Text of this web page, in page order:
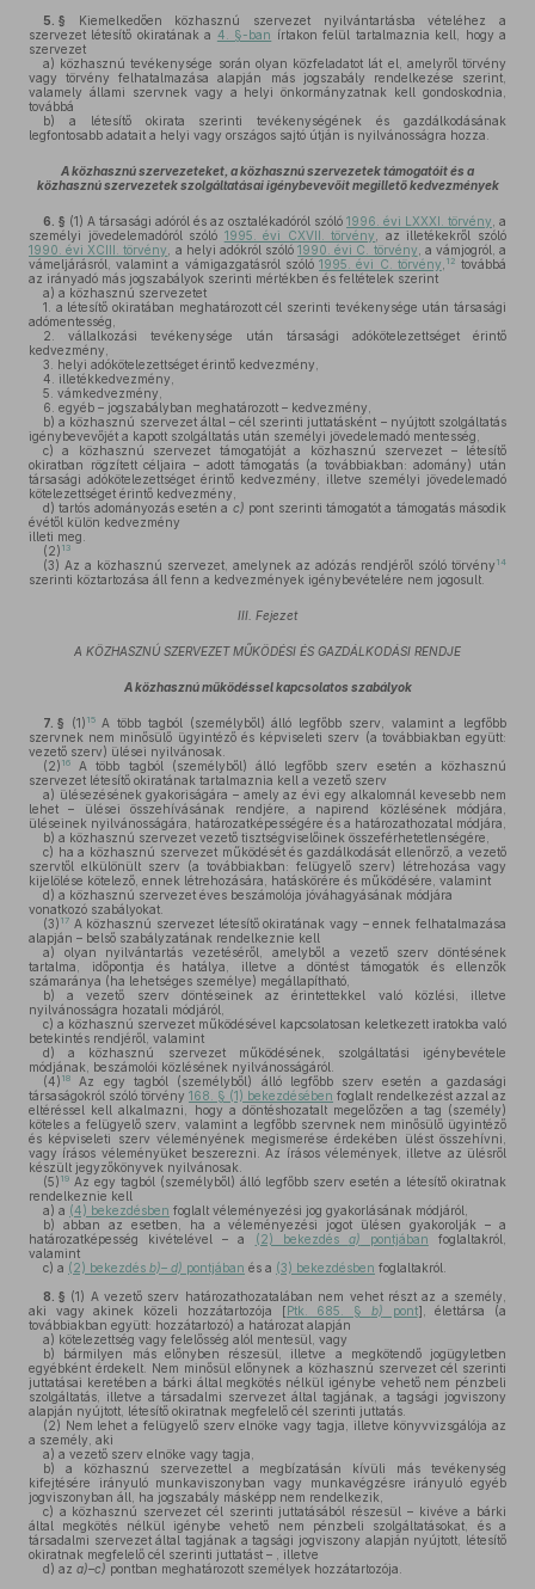
5. § Kiemelkedően közhasznú szervezet nyilvántartásba vételéhez a
szervezet létesítő okiratának a 4. §-ban írtakon felül tartalmaznia kell, hogy a
szervezet
a) közhasznú tevékenysége során olyan közfeladatot lát el, amelyről törvény
vagy törvény felhatalmazása alapján más jogszabály rendelkezése szerint,
valamely állami szervnek vagy a helyi önkormányzatnak kell gondoskodnia,
továbbá
b) a létesítő okirata szerinti tevékenységének és gazdálkodásának
legfontosabb adatait a helyi vagy országos sajtó útján is nyilvánosságra hozza.
A közhasznú szervezeteket, a közhasznú szervezetek támogatóit és a
közhasznú szervezetek szolgáltatásai igénybevevőit megillető kedvezmények
6. § (1) A társasági adóról és az osztalékadóról szóló 1996. évi LXXXI. törvény , a
személyi jövedelemadóról szóló 1995. évi CXVII. törvény
, az illetékekről szóló
1990. évi XCIII. törvény
, a helyi adókról szóló1990. évi C. törvény , a vámjogról, a
vámeljárásról, valamint a vámigazgatásról szóló1995. évi C. törvény 12 továbbá
az irányadó más jogszabályok szerinti mértékben és feltételek szerint
a) a közhasznú szervezetet
1. a létesítő okiratában meghatározott cél szerinti tevékenysége után társasági
adómentesség,
2. vállalkozási tevékenysége után társasági adókötelezettséget érintő
kedvezmény,
3. helyi adókötelezettséget érintő kedvezmény,
4. illetékkedvezmény,
5. vámkedvezmény,
6. egyéb – jogszabályban meghatározott – kedvezmény,
b) a közhasznú szervezet által – cél szerinti juttatásként – nyújtott szolgáltatás
igénybevevőjét a kapott szolgáltatás után személyi jövedelemadó mentesség,
c) a közhasznú szervezet támogatóját a közhasznú szervezet – létesítő
okiratban rögzített céljaira – adott támogatás (a továbbiakban: adomány) után
társasági adókötelezettséget érintő kedvezmény, illetve személyi jövedelemadó
kötelezettséget érintő kedvezmény,
d) tartós adományozás esetén a c) pont szerinti támogatót a támogatás második
évétől külön kedvezmény
illeti meg.
(2) 13
(3) Az a közhasznú szervezet, amelynek az adózás rendjéről szóló törvény 14
szerinti köztartozása áll fenn a kedvezmények igénybevételére nem jogosult.
III. Fejezet
A KÖZHASZNÚ SZERVEZET MŰKÖDÉSI ÉS GAZDÁLKODÁSI RENDJE
A közhasznú működéssel kapcsolatos szabályok
7. § (1) 15A több tagból (személyből) álló legfőbb szerv, valamint a legfőbb
szervnek nem minősülő ügyintéző és képviseleti szerv (a továbbiakban együtt:
vezető szerv) ülései nyilvánosak.
(2) 16
A több tagból (személyből) álló legfőbb szerv esetén a közhasznú
szervezet létesítő okiratának tartalmaznia kell a vezető szerv
a) ülésezésének gyakoriságára – amely az évi egy alkalomnál kevesebb nem
lehet – ülései összehívásának rendjére, a napirend közlésének módjára,
üléseinek nyilvánosságára, határozatképességére és a határozathozatal módjára,
b) a közhasznú szervezet vezető tisztségviselőinek összeférhetetlenségére,
c) ha a közhasznú szervezet működését és gazdálkodását ellenőrző, a vezető
szervtől elkülönült szerv (a továbbiakban: felügyelő szerv) létrehozása vagy
kijelölése kötelező, ennek létrehozására, hatáskörére és működésére, valamint
d) a közhasznú szervezet éves beszámolója jóváhagyásának módjára
vonatkozó szabályokat.
(3) 17 A közhasznú szervezet létesítő okiratának vagy – ennek felhatalmazása
alapján – belső szabályzatának rendelkeznie kell
a) olyan nyilvántartás vezetéséről, amelyből a vezető szerv döntésének
tartalma, időpontja és hatálya, illetve a döntést támogatók és ellenzők
számaránya (ha lehetséges személye) megállapítható,
b) a vezető szerv döntéseinek az érintettekkel való közlési, illetve
nyilvánosságra hozatali módjáról,
c) a közhasznú szervezet működésével kapcsolatosan keletkezett iratokba való
betekintés rendjéről, valamint
d) a közhasznú szervezet működésének, szolgáltatási igénybevétele
módjának, beszámolói közlésének nyilvánosságáról.
(4) 18
Az egy tagból (személyből) álló legfőbb szerv esetén a gazdasági
társaságokról szóló törvény 168. § (1) bekezdésében foglalt rendelkezést azzal az
eltéréssel kell alkalmazni, hogy a döntéshozatalt megelőzően a tag (személy)
köteles a felügyelő szerv, valamint a legfőbb szervnek nem minősülő ügyintéző
és képviseleti szerv véleményének megismerése érdekében ülést összehívni,
vagy írásos véleményüket beszerezni. Az írásos vélemények, illetve az ülésről
készült jegyzőkönyvek nyilvánosak.
(5) 19 Az egy tagból (személyből) álló legfőbb szerv esetén a létesítő okiratnak
rendelkeznie kell
a) a (4) bekezdésben foglalt véleményezési jog gyakorlásának módjáról,
b) abban az esetben, ha a véleményezési jogot ülésen gyakorolják – a
határozatképesség kivételével – a
(2) bekezdés a) pontjában foglaltakról,
valamint
c) a (2) bekezdés b)– d) pontjában és a (3) bekezdésben foglaltakról.
8. § (1) A vezető szerv határozathozatalában nem vehet részt az a személy,
aki vagy akinek közeli hozzátartozója [Ptk. 685. § b) pont], élettársa (a
továbbiakban együtt: hozzátartozó) a határozat alapján
a) kötelezettség vagy felelősség alól mentesül, vagy
b) bármilyen más előnyben részesül, illetve a megkötendő jogügyletben
egyébként érdekelt. Nem minősül előnynek a közhasznú szervezet cél szerinti
juttatásai keretében a bárki által megkötés nélkül igénybe vehető nem pénzbeli
szolgáltatás, illetve a társadalmi szervezet által tagjának, a tagsági jogviszony
alapján nyújtott, létesítő okiratnak megfelelő cél szerinti juttatás.
(2) Nem lehet a felügyelő szerv elnöke vagy tagja, illetve könyvvizsgálója az
a személy, aki
a) a vezető szerv elnöke vagy tagja,
b) a közhasznú szervezettel a megbízatásán kívüli más tevékenység
kifejtésére irányuló munkaviszonyban vagy munkavégzésre irányuló egyéb
jogviszonyban áll, ha jogszabály másképp nem rendelkezik,
c) a közhasznú szervezet cél szerinti juttatásából részesül – kivéve a bárki
által megkötés nélkül igénybe vehető nem pénzbeli szolgáltatásokat, és a
társadalmi szervezet által tagjának a tagsági jogviszony alapján nyújtott, létesítő
okiratnak megfelelő cél szerinti juttatást – , illetve
d) az a)–c) pontban meghatározott személyek hozzátartozója.